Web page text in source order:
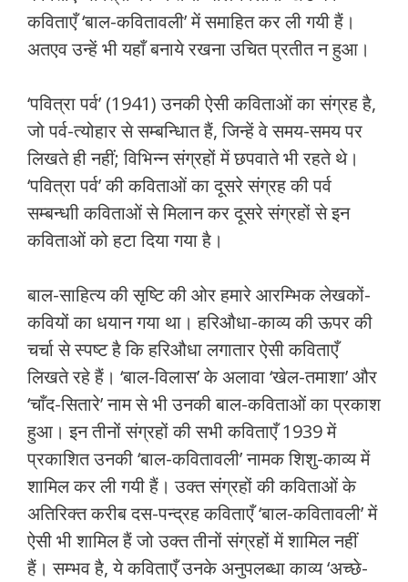
कविताएँ ‘बाल-कवितावली’ में समाहित कर ली गयी हैं।
अतएव उन्हें भी यहाँ बनाये रखना उचित प्रतीत न हुआ।
‘पवित्रा पर्व’ (1941) उनकी ऐसी कविताओं का संग्रह है,
जो पर्व-त्योहार से सम्बन्धिात हैं, जिन्हें वे समय-समय पर
लिखते ही नहीं; विभिन्न संग्रहों में छपवाते भी रहते थे।
‘पवित्रा पर्व’ की कविताओं का दूसरे संग्रह की पर्व
सम्बन्धाी कविताओं से मिलान कर दूसरे संग्रहों से इन
कविताओं को हटा दिया गया है।
बाल-साहित्य की सृष्टि की ओर हमारे आरम्भिक लेखकों-
कवियों का धयान गया था। हरिऔधा-काव्य की ऊपर की
चर्चा से स्पष्ट है कि हरिऔधा लगातार ऐसी कविताएँ
लिखते रहे हैं। ‘बाल-विलास’ के अलावा ‘खेल-तमाशा’ और
‘चाँद-सितारे’ नाम से भी उनकी बाल-कविताओं का प्रकाश
हुआ। इन तीनों संग्रहों की सभी कविताएँ 1939 में
प्रकाशित उनकी ‘बाल-कवितावली’ नामक शिशु-काव्य में
शामिल कर ली गयी हैं। उक्त संग्रहों की कविताओं के
अतिरिक्त करीब दस-पन्द्रह कविताएँ ‘बाल-कवितावली’ में
ऐसी भी शामिल हैं जो उक्त तीनों संग्रहों में शामिल नहीं
हैं। सम्भव है, ये कविताएँ उनके अनुपलब्धा काव्य ‘अच्छे-